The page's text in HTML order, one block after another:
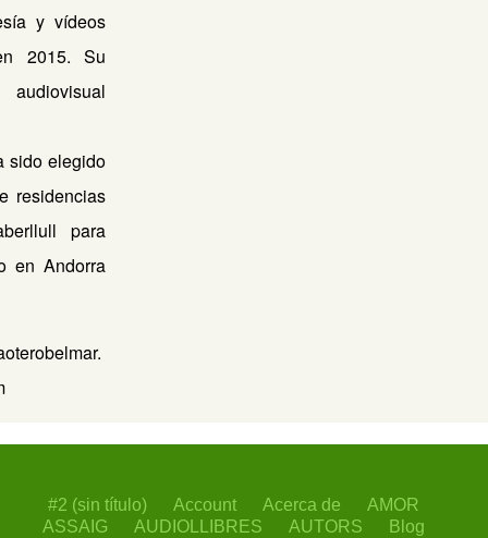
y vídeos
2015. Su
sido elegido
residencias
para
en Andorra
#2 (sin título) Account Acerca de
AMOR
ASSAIG
AUDIOLLIBRES AUTORS
Blog